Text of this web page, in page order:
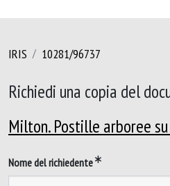
IRIS 10281/96737
Richiedi una copia del
Milton. Postille arboree
Nome del richiedente